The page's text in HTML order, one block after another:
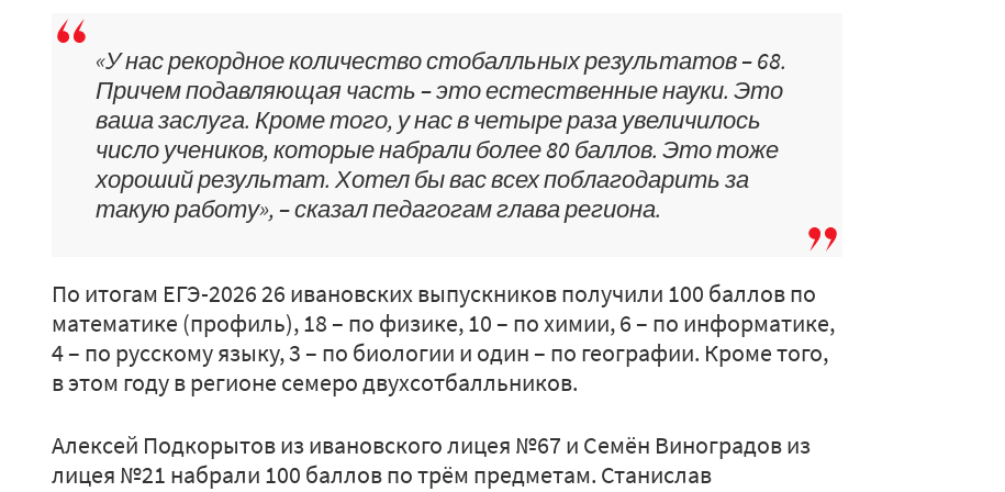
«У нас рекордное количество стобалльных результатов – 68.
Причем подавляющая часть – это естественные науки. Это
ваша заслуга. Кроме того, у нас в четыре раза увеличилось
число учеников, которые набрали более 80 баллов. Это тоже
хороший результат. Хотел бы вас всех поблагодарить за
такую работу», – сказал педагогам глава региона.
По итогам ЕГЭ-2026 26 ивановских выпускников получили 100 баллов по
математике (профиль), 18 – по физике, 10 – по химии, 6 – по информатике,
4 – по русскому языку, 3 – по биологии и один – по географии. Кроме того,
в этом году в регионе семеро двухсотбалльников.
Алексей Подкорытов из ивановского лицея №67 и Семён Виноградов из
лицея №21 набрали 100 баллов по трём предметам. Станислав